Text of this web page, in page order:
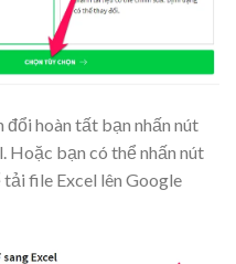
đổi hoàn tất bạn nhấn nút
Hoặc bạn có thể nhấn nút
file Excel lên Google